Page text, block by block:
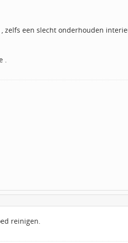
zelfs een slecht onderhouden
.
reinigen.